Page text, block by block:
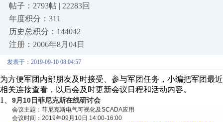
帖子：2793帖 | 22283回
年度积分：311
历史总积分：144042
注册：2006年8月04日
发表于：2019-09-10 08:04:57
为方便军团内部朋友及时接受、参与军团任务，小编把军团最
相关连接查看，以后会及时更新会议日程和活动内容。
1、 9月10日菲尼克斯在线研讨会
会议主题：菲尼克斯电气可视化及SCADA应用
会议时间：2019年09月10日 14:00-16:00